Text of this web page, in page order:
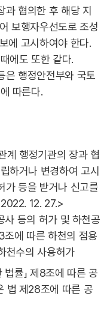
과 협의한 후 해당 지
보행자우선도로 조성
에 고시하여야 한다.
에도 또한 같다.
행정안전부와 국토
따른다.
계 행정기관의 장과 협
하거나 변경하여 고시
가 등을 받거나 신고를
12. 27.>
사 등의 허가 및 하천공
에 따른 하천의 점용
천수의 사용허가
법률」 제8조에 따른 공
법 제28조에 따른 공